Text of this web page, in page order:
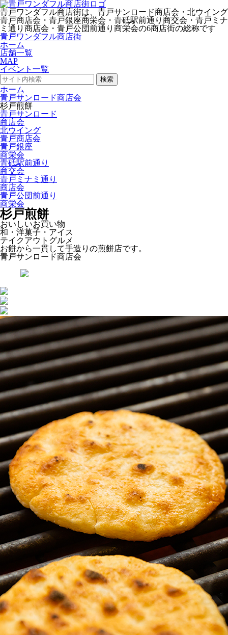
青戸ワンダフル商店街は、青戸サンロード商店会・北ウイング
青戸商店会・青戸銀座商栄会・青砥駅前通り商交会・青戸ミナ
ミ通り商店会・青戸公団前通り商栄会の6商店街の総称です
青戸ワンダフル商店街
ホーム
店舗一覧
MAP
イベント一覧
検索
ホーム
青戸サンロード商店会
杉戸煎餅
青戸サンロード
商店会
北ウイング
青戸商店会
青戸銀座
商栄会
青砥駅前通り
商交会
青戸ミナミ通り
商店会
青戸公団前通り
商栄会
杉戸煎餅
おいしいお買い物
和・洋菓子・アイス
テイクアウトグルメ
お餅から一貫して手造りの煎餅店です。
青戸サンロード商店会